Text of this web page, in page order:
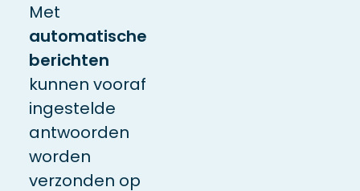
Met
automatische
berichten
kunnen vooraf
ingestelde
antwoorden
worden
verzonden op